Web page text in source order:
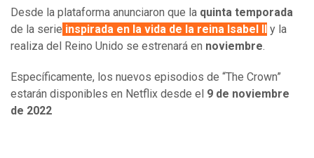
Desde la plataforma anunciaron que la quinta temporada
de la serie inspirada en la vida de la reina Isabel II
y la
realiza del Reino Unido se estrenará en noviembre.
Específicamente, los nuevos episodios de “The Crown”
estarán disponibles en Netflix desde el 9 de noviembre
de 2022